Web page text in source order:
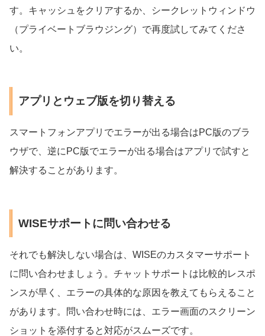
す。キャッシュをクリアするか、シークレットウィンドウ
（プライベートブラウジング）で再度試してみてくださ
い。
アプリとウェブ版を切り替える
スマートフォンアプリでエラーが出る場合はPC版のブラ
ウザで、逆にPC版でエラーが出る場合はアプリで試すと
解決することがあります。
WISEサポートに問い合わせる
それでも解決しない場合は、WISEのカスタマーサポート
に問い合わせましょう。チャットサポートは比較的レスポ
ンスが早く、エラーの具体的な原因を教えてもらえること
があります。問い合わせ時には、エラー画面のスクリーン
ショットを添付すると対応がスムーズです。